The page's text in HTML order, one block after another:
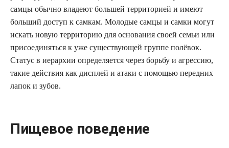
самцы обычно владеют большей территорией и имеют
больший доступ к самкам. Молодые самцы и самки могут
искать новую территорию для основания своей семьи или
присоединяться к уже существующей группе полёвок.
Статус в иерархии определяется через борьбу и агрессию,
такие действия как дисплей и атаки с помощью передних
лапок и зубов.
Пищевое поведение